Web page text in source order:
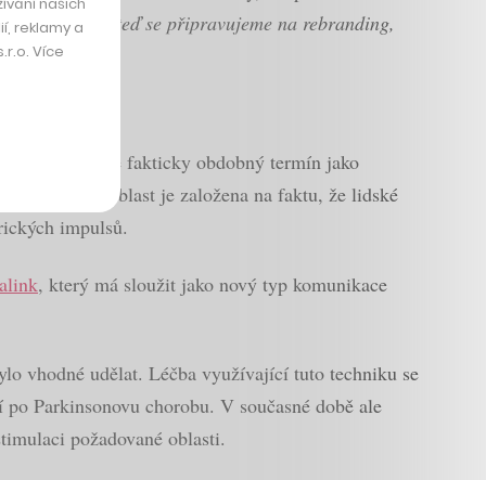
„Takže už teď se připravujeme na rebranding,
což je fakticky obdobný termín jako
Tato oblast je založena na faktu, že lidské
impulsů.
, který má sloužit jako nový typ komunikace
vhodné udělat. Léčba využívající tuto techniku se
Parkinsonovu chorobu. V současné době ale
požadované oblasti.
reklamy a
Více